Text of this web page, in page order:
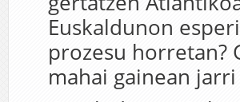
Euskaldunon
prozesu horretan?
mahai gainean